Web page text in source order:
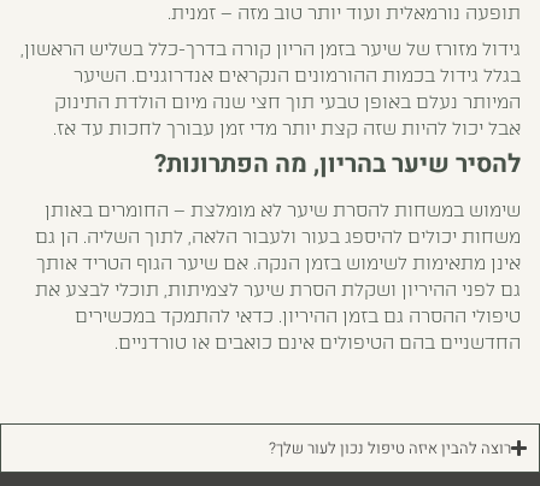
תופעה נורמאלית ועוד יותר טוב מזה – זמנית.
גידול מזורז של שיער בזמן הריון קורה בדרך-כלל בשליש הראשון,
בגלל גידול בכמות ההורמונים הנקראים אנדרוגנים. השיער
המיותר נעלם באופן טבעי תוך חצי שנה מיום הולדת התינוק
אבל יכול להיות שזה קצת יותר מדי זמן עבורך לחכות עד אז.
להסיר שיער בהריון, מה הפתרונות?
שימוש במשחות להסרת שיער לא מומלצת – החומרים באותן
משחות יכולים להיספג בעור ולעבור הלאה, לתוך השליה. הן גם
אינן מתאימות לשימוש בזמן הנקה. אם שיער הגוף הטריד אותך
גם לפני ההיריון ושקלת הסרת שיער לצמיתות, תוכלי לבצע את
טיפולי ההסרה גם בזמן ההיריון. כדאי להתמקד במכשירים
החדשניים בהם הטיפולים אינם כואבים או טורדניים.
רוצה להבין איזה טיפול נכון לעור שלך?